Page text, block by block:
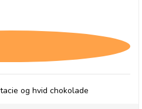
og hvid chokolade